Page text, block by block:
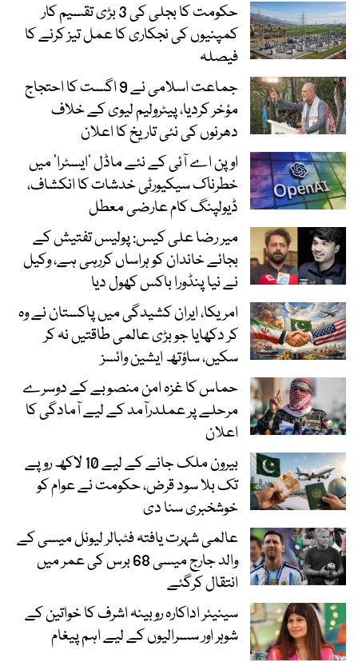
حکومت کا بجلی کی 3 بڑی تقسیم کار
کمپنیوں کی نجکاری کا عمل تیز کرنے کا
فیصلہ
جماعت اسلامی نے 9 اگست کا احتجاج
مؤخر کردیا، پیٹرولیم لیوی کے خلاف
دھرنوں کی نئی تاریخ کا اعلان
اوپن اے آئی کے نئے ماڈل ’ایسٹرا‘ میں
خطرناک سیکیورٹی خدشات کا انکشاف،
ڈیولپنگ کام عارضی معطل
میر رضا علی کیس: پولیس تفتیش کے
بجائے خاندان کو ہراساں کررہی ہے، وکیل
نے نیا پنڈورا باکس کھول دیا
امریکا، ایران کشیدگی میں پاکستان نے وہ
کر دکھایا جو بڑی عالمی طاقتیں نہ کر
سکیں، ساؤتھ ایشین وائسز
حماس کا غزہ امن منصوبے کے دوسرے
مرحلے پر عملدرآمد کے لیے آمادگی کا
اعلان
بیرون ملک جانے کے لیے 10 لاکھ روپے
تک بلا سود قرض، حکومت نے عوام کو
خوشخبری سنا دی
عالمی شہرت یافتہ فٹبالر لیونل میسی کے
والد جارج میسی 68 برس کی عمر میں
انتقال کرگئے
سینیئر اداکارہ روبینہ اشرف کا خواتین کے
شوہر اور سسرالیوں کے لیے اہم پیغام